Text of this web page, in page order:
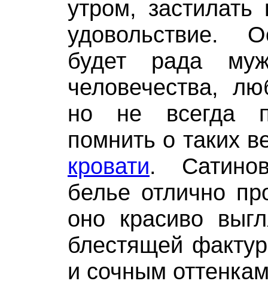
утром, застилать
удовольствие.
будет рада
человечества,
но не всегда
помнить о таких
кровати.
белье отлично
оно красиво
блестящей
и сочным